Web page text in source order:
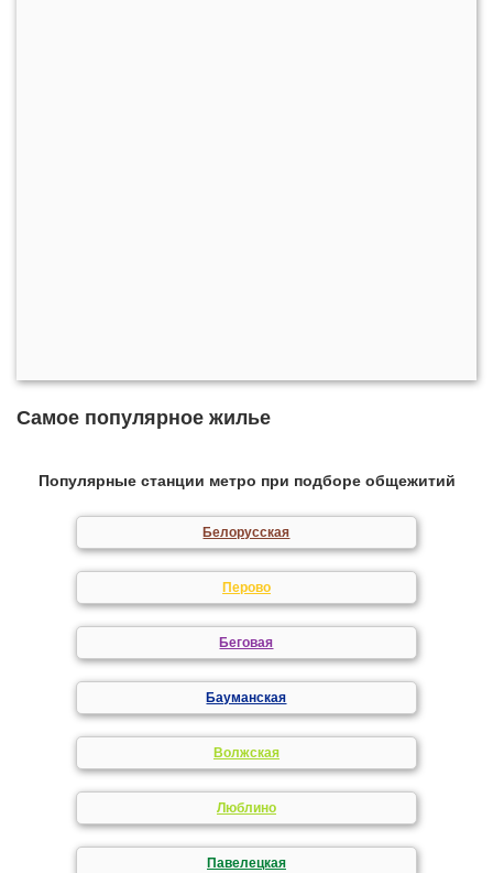
Самое популярное жилье
Популярные станции метро при подборе общежитий
Белорусская
Перово
Беговая
Бауманская
Волжская
Люблино
Павелецкая